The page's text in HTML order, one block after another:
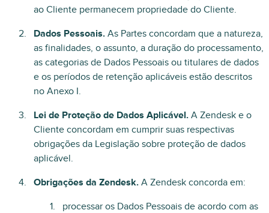
ao Cliente permanecem propriedade do Cliente.
Dados Pessoais. As Partes concordam que a natureza,
as finalidades, o assunto, a duração do processamento,
as categorias de Dados Pessoais ou titulares de dados
e os períodos de retenção aplicáveis estão descritos
no Anexo I.
Lei de Proteção de Dados Aplicável. A Zendesk e o
Cliente concordam em cumprir suas respectivas
obrigações da Legislação sobre proteção de dados
aplicável.
Obrigações da Zendesk. A Zendesk concorda em:
processar os Dados Pessoais de acordo com as